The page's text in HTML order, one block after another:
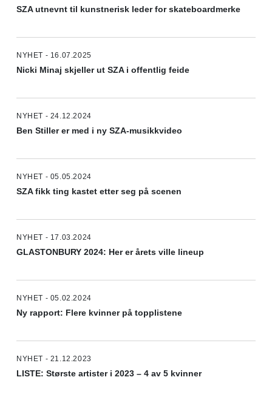
SZA utnevnt til kunstnerisk leder for skateboardmerke
NYHET - 16.07.2025
Nicki Minaj skjeller ut SZA i offentlig feide
NYHET - 24.12.2024
Ben Stiller er med i ny SZA-musikkvideo
NYHET - 05.05.2024
SZA fikk ting kastet etter seg på scenen
NYHET - 17.03.2024
GLASTONBURY 2024: Her er årets ville lineup
NYHET - 05.02.2024
Ny rapport: Flere kvinner på topplistene
NYHET - 21.12.2023
LISTE: Største artister i 2023 – 4 av 5 kvinner